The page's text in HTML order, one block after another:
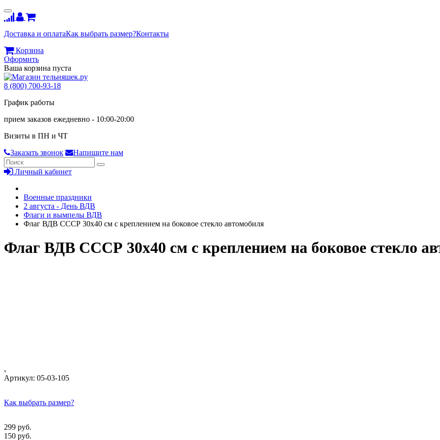
Доставка и оплатаКак выбрать размер?Контакты
Корзина
Оформить
Ваша корзина пуста
8 (800) 700-93-18
График работы
прием заказов ежедневно - 10:00-20:00
Визиты в ПН и ЧТ
Заказать звонок
Напишите нам
Личный кабинет
Военные праздники
2 августа - День ВДВ
Флаги и вымпелы ВДВ
Флаг ВДВ СССР 30x40 см с креплением на боковое стекло автомобиля
Флаг ВДВ СССР 30x40 см с креплением на боковое стекло
ₓ
Артикул: 05-03-105
Как выбрать размер?
299 руб.
150 руб.